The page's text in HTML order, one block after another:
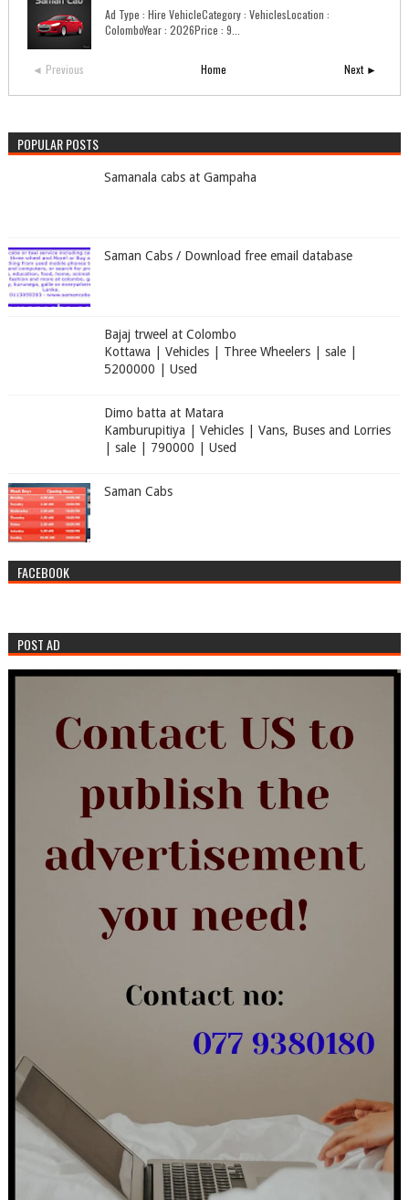
Ad Type : Hire VehicleCategory : VehiclesLocation :
ColomboYear : 2026Price : 9...
◄ Previous Next ►
Home
POPULAR POSTS
Samanala cabs at Gampaha
Saman Cabs / Download free email database
Bajaj trweel at Colombo
Kottawa | Vehicles | Three Wheelers | sale |
5200000 | Used
Dimo batta at Matara
Kamburupitiya | Vehicles | Vans, Buses and Lorries
| sale | 790000 | Used
Saman Cabs
FACEBOOK
POST AD